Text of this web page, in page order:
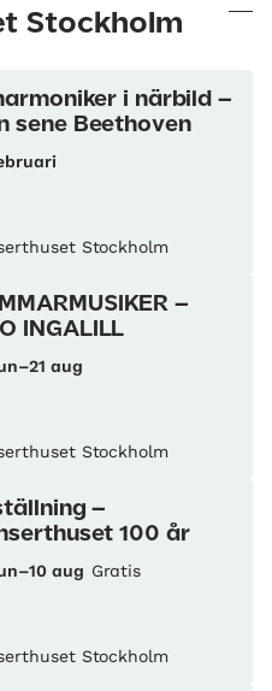
Stockholm
i närbild –
sene Beethoven
Stockholm
–
INGALILL
aug
Stockholm
–
100 år
aug Gratis
Stockholm